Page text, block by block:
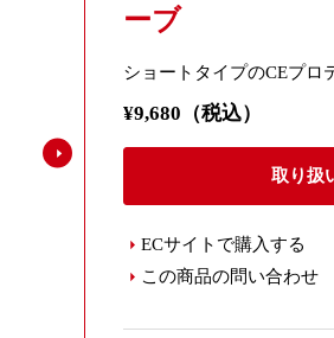
ーブ
ショートタイプのCEプロ
¥9,680（税込）
取り扱
ECサイトで購入する
この商品の問い合わせ